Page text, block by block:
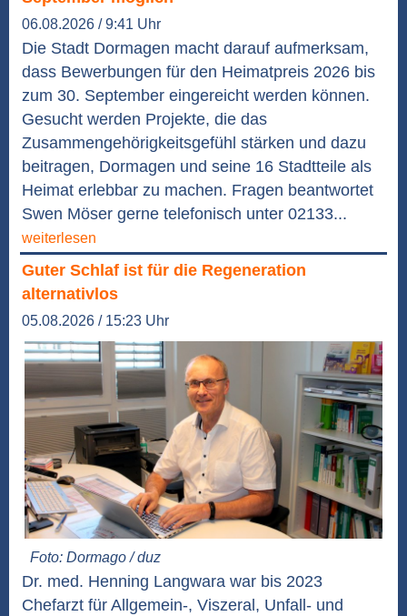
06.08.2026 / 9:41 Uhr
Die Stadt Dormagen macht darauf aufmerksam,
dass Bewerbungen für den Heimatpreis 2026 bis
zum 30. September eingereicht werden können.
Gesucht werden Projekte, die das
Zusammengehörigkeitsgefühl stärken und dazu
beitragen, Dormagen und seine 16 Stadtteile als
Heimat erlebbar zu machen. Fragen beantwortet
Swen Möser gerne telefonisch unter 02133...
weiterlesen
Guter Schlaf ist für die Regeneration
alternativlos
05.08.2026 / 15:23 Uhr
Foto: Dormago / duz
Dr. med. Henning Langwara war bis 2023
Chefarzt für Allgemein-, Viszeral, Unfall- und